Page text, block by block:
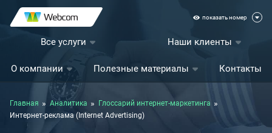
показать номер
Все услуги Наши клиенты
О компании Полезные материалы Контакты
Главная Аналитика
Глоссарий интернет-маркетинга
Интернет-реклама (Internet Advertising)